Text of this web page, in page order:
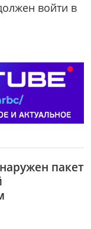
войти в
пакет